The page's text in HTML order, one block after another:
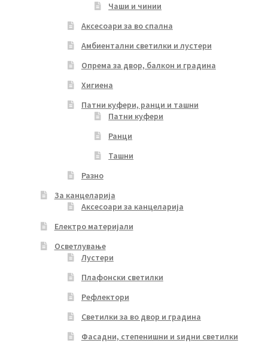
Чаши и чинии
Аксесоари за во спална
Амбиентални светилки и лустери
Опрема за двор, балкон и градина
Хигиена
Патни куфери, ранци и ташни
Патни куфери
Ранци
Ташни
Разно
За канцеларија
Аксесоари за канцеларија
Електро материјали
Осветлување
Лустери
Плафонски светилки
Рефлектори
Светилки за во двор и градина
Фасадни, степенишни и ѕидни светилки